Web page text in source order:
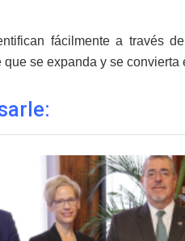
fácilmente a través
que se expanda y se